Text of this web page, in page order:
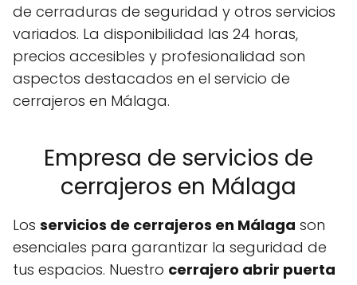
de cerraduras de seguridad y otros servicios
variados. La disponibilidad las 24 horas,
precios accesibles y profesionalidad son
aspectos destacados en el servicio de
cerrajeros en Málaga.
Empresa de servicios de
cerrajeros en Málaga
Los servicios de cerrajeros en Málaga son
esenciales para garantizar la seguridad de
tus espacios. Nuestro cerrajero abrir puerta